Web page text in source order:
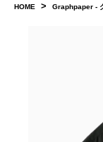
HOME > Graphpaper -